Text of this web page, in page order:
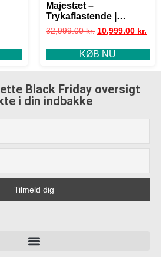
Majestæt –
Trykaflastende |
Kontinental (Sand)
210×210 cm.
32,999.00kr. 10,999.00 kr.
KØB NU
Black Friday oversigt
i din indbakke